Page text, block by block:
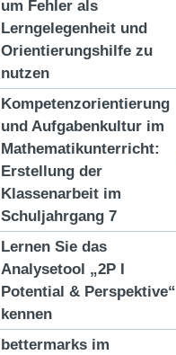
um Fehler als
Lerngelegenheit und
Orientierungshilfe zu
nutzen
Kompetenzorientierung
und Aufgabenkultur im
Mathematikunterricht:
Erstellung der
Klassenarbeit im
Schuljahrgang 7
Lernen Sie das
Analysetool „2P I
Potential & Perspektive“
kennen
bettermarks im